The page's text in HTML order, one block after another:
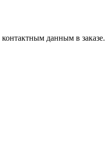
данным в заказе.